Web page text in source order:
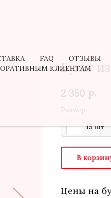
FAQ ОТЗЫВЫ
КЛИЕНТАМ
Букет
2 350 р.
Размер
15 шт
В
Цены на